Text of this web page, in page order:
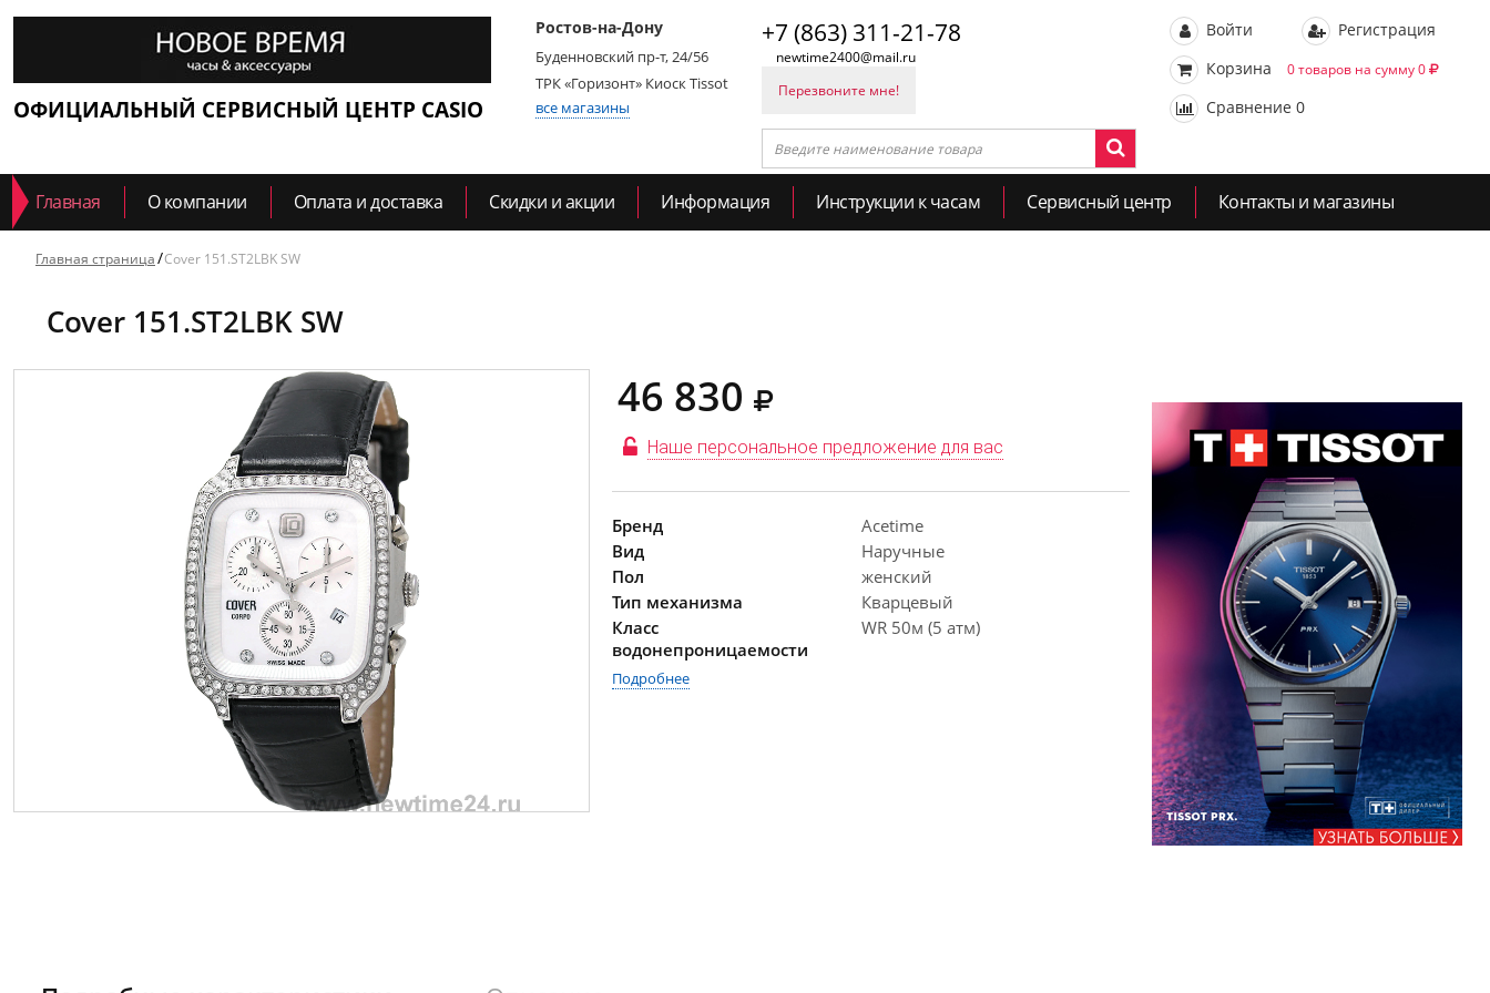
ОФИЦИАЛЬНЫЙ СЕРВИСНЫЙ ЦЕНТР CASIO
Ростов-на-Дону
Буденновский пр-т, 24/56
ТРК «Горизонт» Киоск Tissot
все магазины
+7 (863) 311-21-78
newtime2400@mail.ru
Перезвоните мне!
Войти
Регистрация
Корзина
0 товаров на сумму 0
Сравнение 0
Главная О компании Оплата и доставка Скидки и акции Информация Инструкции к часам Сервисный центр Контакты и магазины
Главная страница Cover 151.ST2LBK SW
Cover 151.ST2LBK SW
46 830
Наше персональное предложение для вас
Бренд
Acetime
Вид
Наручные
Пол
женский
Тип механизма
Кварцевый
Класс
водонепроницаемости
WR 50м (5 атм)
Подробнее